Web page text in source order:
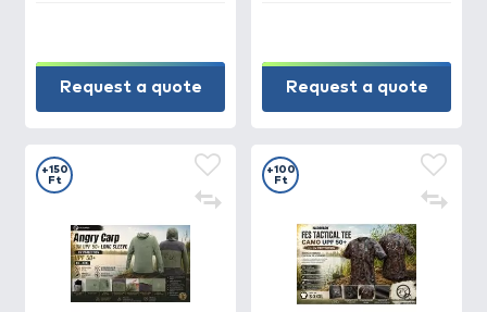
Request a quote Request a quote
+150
Ft
+100
Ft